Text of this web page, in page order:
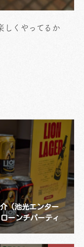
しくやってるか
（池光エンター
ーンチパーティ